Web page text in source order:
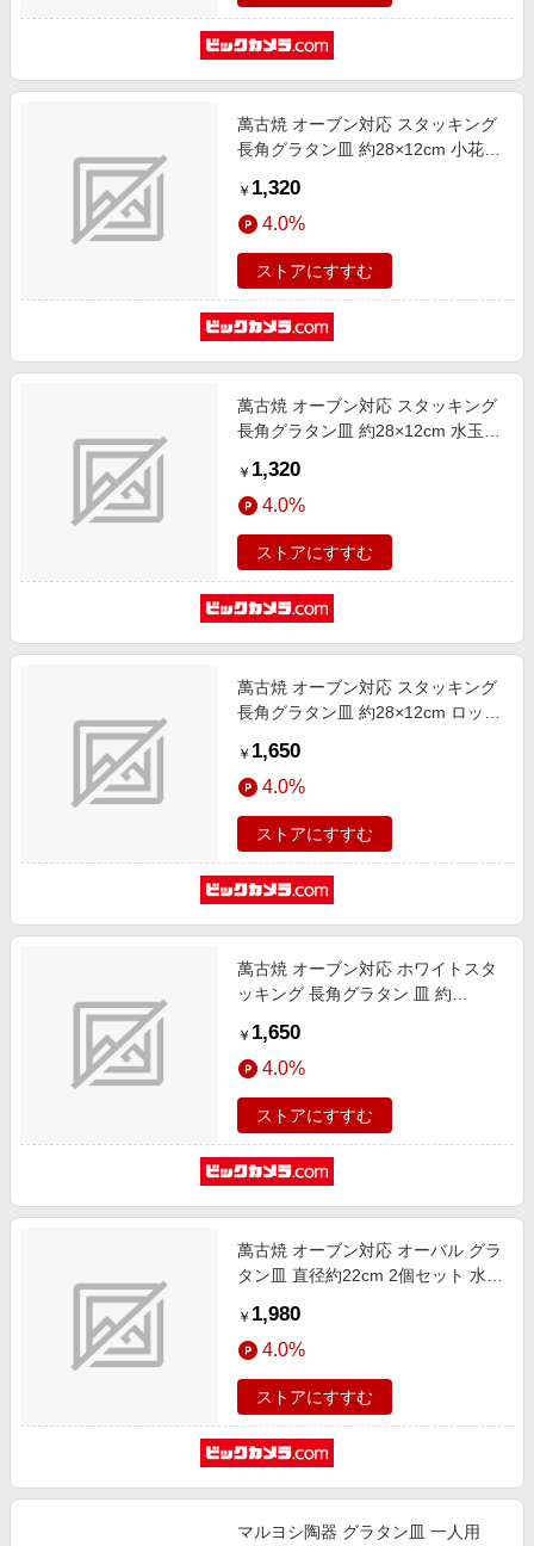
萬古焼 オーブン対応 スタッキング
長角グラタン皿 約28×12cm 小花
￥ 1,320
4.0%
ストアにすすむ
萬古焼 オーブン対応 スタッキング
長角グラタン皿 約28×12cm 水玉
￥ 1,320
4.0%
ストアにすすむ
萬古焼 オーブン対応 スタッキング
長角グラタン皿 約28×12cm ロッキ
￥ 1,650
4.0%
ストアにすすむ
萬古焼 オーブン対応 ホワイトスタ
ッキング 長角グラタン 皿 約
￥ 1,650
4.0%
ストアにすすむ
萬古焼 オーブン対応 オーバル グラ
タン皿 直径約22cm 2個セット 水玉
￥ 1,980
4.0%
ストアにすすむ
マルヨシ陶器 グラタン皿 一人用